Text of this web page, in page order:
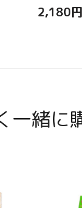
2,180円
一緒に